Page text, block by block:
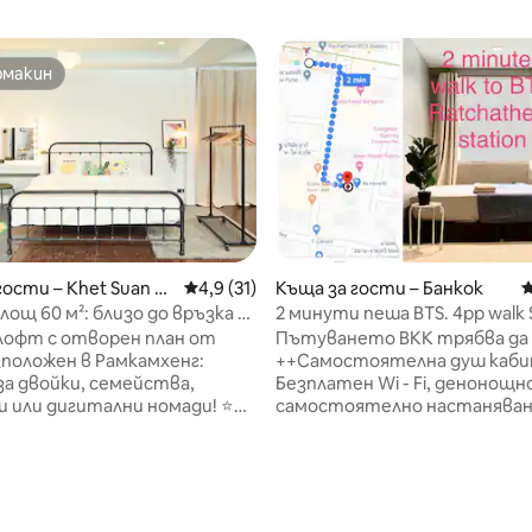
5, 23 отзива
– Khet Suan Lu
Средна оценка: 4,9 от 5, 31 отзива
4,9 (31)
60 м²: близо до връзка с
двойно легло/пералня/
с отворен план от
в Рамкамхенг:
двойки, семейства,
дигитални номади! ⭐
Къща за гости – Банкок
2 минути пеша BTS. 4pp walk
MBK,CTW,WaterGate
Пътуването BKK трябва
++Самостоятелна душ
Безплатен Wi - Fi,
самостоятелно